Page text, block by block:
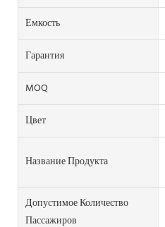
Емкость
Гарантия
MOQ
Цвет
Название Продукта
Допустимое Количество
Пассажиров